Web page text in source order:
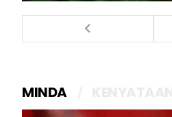
MINDA